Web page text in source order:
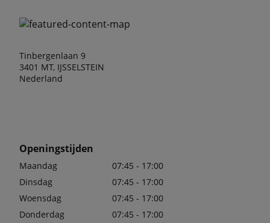
Tinbergenlaan 9
3401 MT, IJSSELSTEIN
Nederland
Openingstijden
Maandag
07:45 - 17:00
Dinsdag
07:45 - 17:00
Woensdag
07:45 - 17:00
Donderdag
07:45 - 17:00